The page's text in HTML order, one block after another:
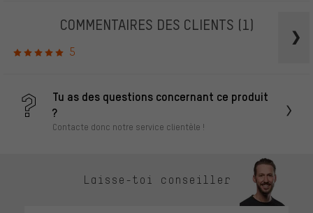
COMMENTAIRES DES CLIENTS (1)
5
Tu as des questions concernant ce produit
?
Contacte donc notre service clientèle !
Laisse-toi conseiller